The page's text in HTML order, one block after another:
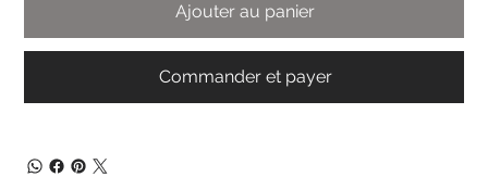
Ajouter au panier
Commander et payer